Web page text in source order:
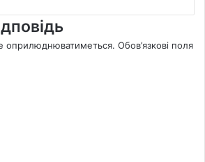
оприлюднюватиметься. Обов’язкові поля